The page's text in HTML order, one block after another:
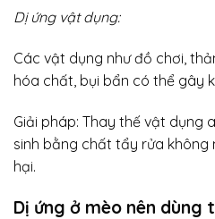
Dị ứng vật dụng:
Các vật dụng như đồ chơi,
hóa chất, bụi bẩn có thể gây
Giải pháp: Thay thế vật dụng
sinh bằng chất tẩy rửa không
hại.
Dị ứng ở mèo nên dùng